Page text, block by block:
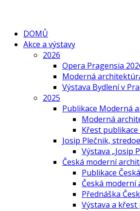
DOMŮ
Akce a výstavy
2026
Opera Pragensia
Moderná
Výstava Bydlení v
2025
Publikace Moderná
Moderná
Křest
Josip Plečnik,
Výstava „Josip
Česká moderní
Publikace
Česká
Přednáška
Výstava a